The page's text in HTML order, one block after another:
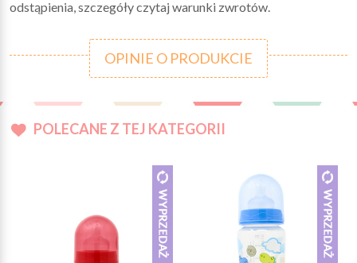
odstąpienia, szczegóły czytaj warunki zwrotów.
OPINIE O PRODUKCIE
POLECANE Z TEJ KATEGORII